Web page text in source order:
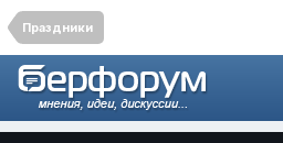
Праздники